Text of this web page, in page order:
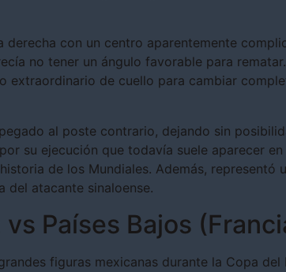
derecha con un centro aparentemente
no tener un ángulo favorable para
extraordinario de cuello para cambiar
al poste contrario, dejando sin
su ejecución que todavía suele aparecer
de los Mundiales. Además, representó
del atacante sinaloense.
Países Bajos
figuras mexicanas durante la Copa del